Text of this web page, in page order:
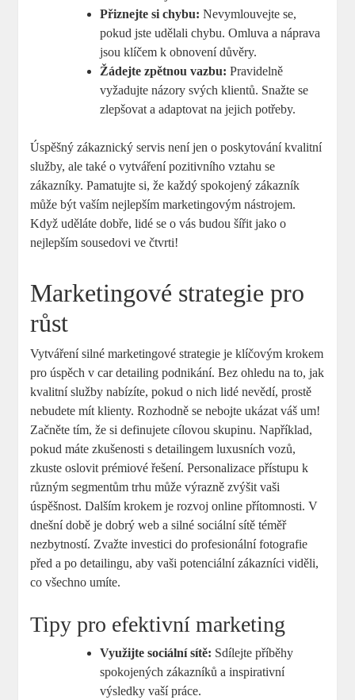
Přiznejte si chybu: Nevymlouvejte se,
⁤pokud jste udělali chybu. Omluva a náprava
jsou klíčem ​k obnovení⁤ důvěry.
Žádejte zpětnou vazbu: Pravidelně
vyžadujte názory‍ svých klientů. Snažte se
zlepšovat a adaptovat na jejich potřeby.
Úspěšný zákaznický servis není jen o poskytování kvalitní
služby, ‍ale také o vytváření pozitivního ​vztahu se⁢
zákazníky. ⁣Pamatujte si, že ⁢každý ⁤spokojený zákazník
může být vaším nejlepším ​marketingovým nástrojem.
Když uděláte dobře, ⁣lidé se ⁢o vás budou šířit jako ‍o
nejlepším⁣ sousedovi ve čtvrti!
Marketingové strategie pro⁤
růst
Vytváření silné marketingové strategie je klíčovým krokem
pro úspěch v car detailing podnikání.‍ Bez ohledu ⁢na ‍to, jak
​kvalitní služby ⁢nabízíte, pokud o nich lidé nevědí, prostě
nebudete mít klienty. ⁣Rozhodně se nebojte ukázat váš um!
Začněte tím, že ‌si definujete cílovou skupinu. Například,
pokud máte zkušenosti s‌ detailingem luxusních vozů,‌
zkuste⁢ oslovit prémiové řešení. ⁣Personalizace přístupu ​k
různým segmentům trhu může výrazně⁢ zvýšit vaši
úspěšnost. Dalším​ krokem je ​rozvoj⁤ online přítomnosti. V⁤
dnešní době je dobrý web a silné sociální ⁣sítě téměř
nezbytností. Zvažte investici ​do⁢ profesionální fotografie
před‍ a po detailingu, aby vaši potenciální zákazníci viděli,
co všechno umíte.
Tipy ⁣pro efektivní marketing
Využijte sociální sítě: Sdílejte příběhy
spokojených zákazníků a inspirativní
výsledky vaší práce.